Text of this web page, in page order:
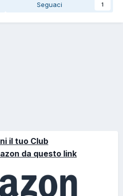
Seguaci 1
il tuo Club
da questo link